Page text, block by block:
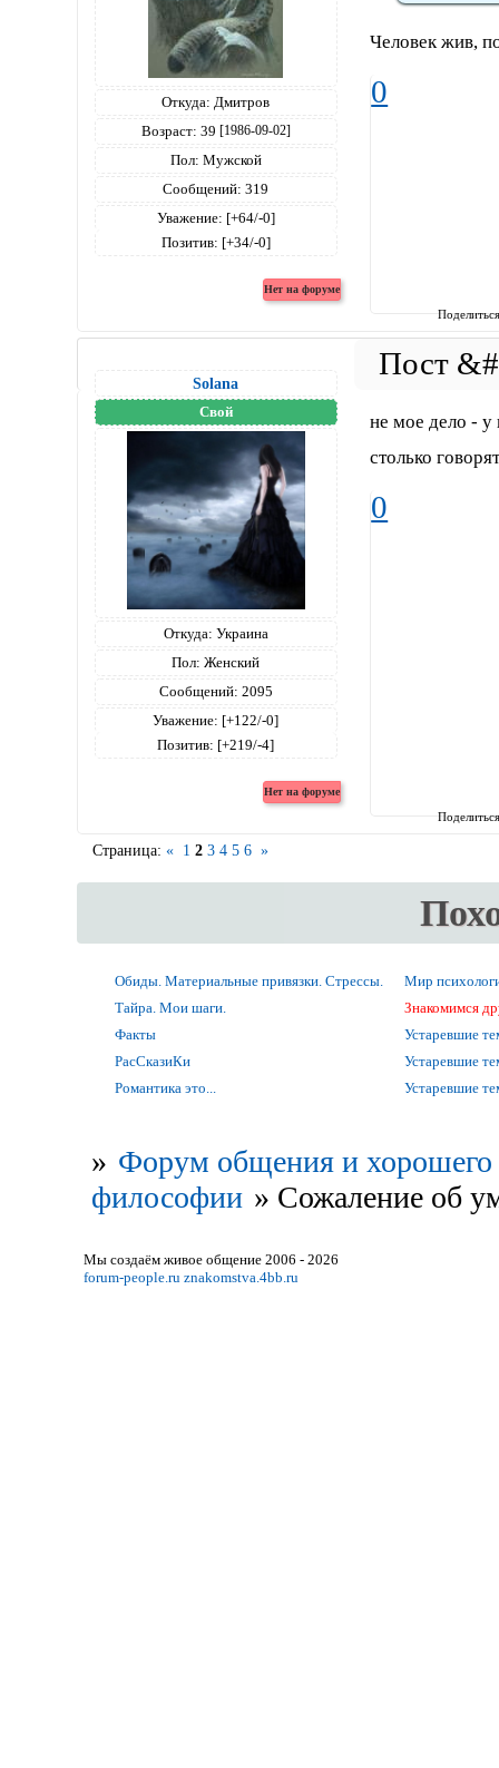
Откуда: Дмитров
Возраст: 39 [1986-09-02]
Пол: Мужской
Сообщений: 319
Уважение: [+64/-0]
Позитив: [+34/-0]
Человек жив,
0
Solana
Свой
Откуда: Украина
Пол: Женский
Сообщений: 2095
Уважение: [+122/-0]
Позитив: [+219/-4]
не мое дело - у
столько
0
Страница: « 1 2 3 4 5 6 »
Обиды. Материальные привязки. Стрессы.
Мир
Тайра. Мои шаги.
Знакомимся
Факты
Устаревшие
РасСказиКи
Устаревшие
Романтика это...
Устаревшие
» Форум общения и хорошего
философии » Сожаление об
Мы создаём живое общение 2006 - 2026
forum-people.ru znakomstva.4bb.ru